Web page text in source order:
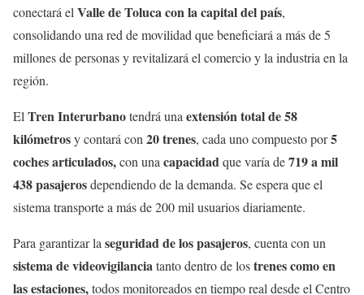
conectará el Valle de Toluca con la capital del país,
consolidando una red de movilidad que beneficiará a más de 5
millones de personas y revitalizará el comercio y la industria en la
región.
El Tren Interurbanotendrá una extensión total de 58
kilómetrosy contará con 20 trenes, cada uno compuesto por5
coches articulados,con una capacidadque varía de719 a mil
438 pasajerosdependiendo de la demanda. Se espera que el
sistema transporte a más de 200 mil usuarios diariamente.
Para garantizar la seguridad de los pasajeros, cuenta con un
sistema de videovigilanciatanto dentro de lostrenes como en
las estaciones,todos monitoreados en tiempo real desde el Centro